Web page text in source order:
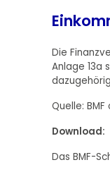
Die
Anlage 13a
Quelle:
Download:
Das BMF-